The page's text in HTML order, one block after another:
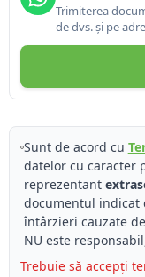
Trimiterea
de dvs. și pe
Sunt de acord cu
datelor cu caracter
reprezentant
documentul indicat
întârzieri cauzate
NU este
Trebuie să accepți